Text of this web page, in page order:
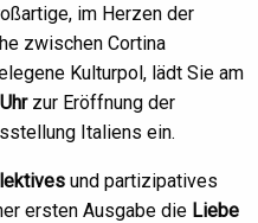
im Herzen der
zwischen Cortina
Kulturpol, lädt Sie am
zur Eröffnung der
Italiens ein.
und partizipatives
ersten Ausgabe die Liebe